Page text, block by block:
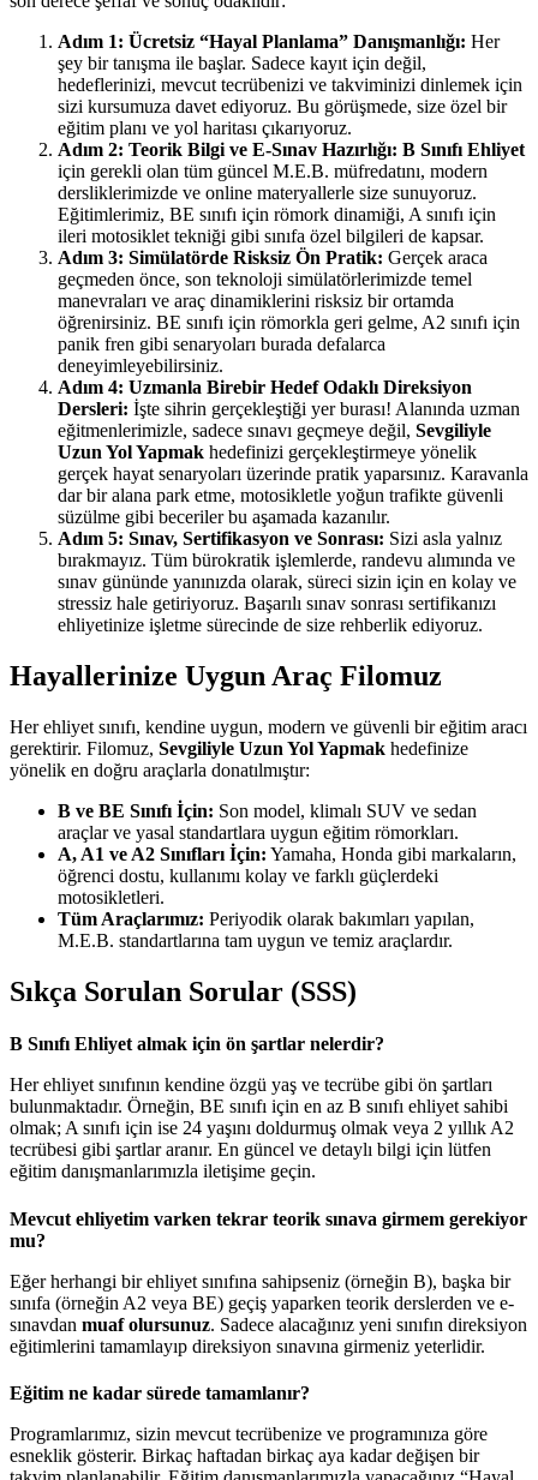
Adım 1: Ücretsiz “Hayal Planlama” Danışmanlığı: Her
şey bir tanışma ile başlar. Sadece kayıt için değil,
hedeflerinizi, mevcut tecrübenizi ve takviminizi dinlemek için
sizi kursumuza davet ediyoruz. Bu görüşmede, size özel bir
eğitim planı ve yol haritası çıkarıyoruz.
Adım 2: Teorik Bilgi ve E-Sınav Hazırlığı: B Sınıfı Ehliyet
için gerekli olan tüm güncel M.E.B. müfredatını, modern
dersliklerimizde ve online materyallerle size sunuyoruz.
Eğitimlerimiz, BE sınıfı için römork dinamiği, A sınıfı için
ileri motosiklet tekniği gibi sınıfa özel bilgileri de kapsar.
Adım 3: Simülatörde Risksiz Ön Pratik: Gerçek araca
geçmeden önce, son teknoloji simülatörlerimizde temel
manevraları ve araç dinamiklerini risksiz bir ortamda
öğrenirsiniz. BE sınıfı için römorkla geri gelme, A2 sınıfı için
panik fren gibi senaryoları burada defalarca
deneyimleyebilirsiniz.
Adım 4: Uzmanla Birebir Hedef Odaklı Direksiyon
Dersleri: İşte sihrin gerçekleştiği yer burası! Alanında uzman
eğitmenlerimizle, sadece sınavı geçmeye değil, Sevgiliyle
Uzun Yol Yapmak hedefinizi gerçekleştirmeye yönelik
gerçek hayat senaryoları üzerinde pratik yaparsınız. Karavanla
dar bir alana park etme, motosikletle yoğun trafikte güvenli
süzülme gibi beceriler bu aşamada kazanılır.
Adım 5: Sınav, Sertifikasyon ve Sonrası: Sizi asla yalnız
bırakmayız. Tüm bürokratik işlemlerde, randevu alımında ve
sınav gününde yanınızda olarak, süreci sizin için en kolay ve
stressiz hale getiriyoruz. Başarılı sınav sonrası sertifikanızı
ehliyetinize işletme sürecinde de size rehberlik ediyoruz.
Hayallerinize Uygun Araç Filomuz
Her ehliyet sınıfı, kendine uygun, modern ve güvenli bir eğitim aracı
gerektirir. Filomuz, Sevgiliyle Uzun Yol Yapmak hedefinize
yönelik en doğru araçlarla donatılmıştır:
B ve BE Sınıfı İçin: Son model, klimalı SUV ve sedan
araçlar ve yasal standartlara uygun eğitim römorkları.
A, A1 ve A2 Sınıfları İçin: Yamaha, Honda gibi markaların,
öğrenci dostu, kullanımı kolay ve farklı güçlerdeki
motosikletleri.
Tüm Araçlarımız: Periyodik olarak bakımları yapılan,
M.E.B. standartlarına tam uygun ve temiz araçlardır.
Sıkça Sorulan Sorular (SSS)
B Sınıfı Ehliyet almak için ön şartlar nelerdir?
Her ehliyet sınıfının kendine özgü yaş ve tecrübe gibi ön şartları
bulunmaktadır. Örneğin, BE sınıfı için en az B sınıfı ehliyet sahibi
olmak; A sınıfı için ise 24 yaşını doldurmuş olmak veya 2 yıllık A2
tecrübesi gibi şartlar aranır. En güncel ve detaylı bilgi için lütfen
eğitim danışmanlarımızla iletişime geçin.
Mevcut ehliyetim varken tekrar teorik sınava girmem gerekiyor
mu?
Eğer herhangi bir ehliyet sınıfına sahipseniz (örneğin B), başka bir
sınıfa (örneğin A2 veya BE) geçiş yaparken teorik derslerden ve e-
sınavdan muaf olursunuz. Sadece alacağınız yeni sınıfın direksiyon
eğitimlerini tamamlayıp direksiyon sınavına girmeniz yeterlidir.
Eğitim ne kadar sürede tamamlanır?
Programlarımız, sizin mevcut tecrübenize ve programınıza göre
esneklik gösterir. Birkaç haftadan birkaç aya kadar değişen bir